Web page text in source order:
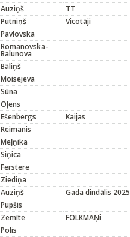
Auziņš
TT
Putniņš
Vicotāji
Pavlovska
Romanovska-
Balunova
Bāliņš
Moisejeva
Sūna
Oļens
Ešenbergs
Kaijas
Reimanis
Meļņika
Siņica
Ferstere
Ziediņa
Auziņš
Gada dindālis 2025
Pupšis
Zemīte
FOLKMAŅi
Polis